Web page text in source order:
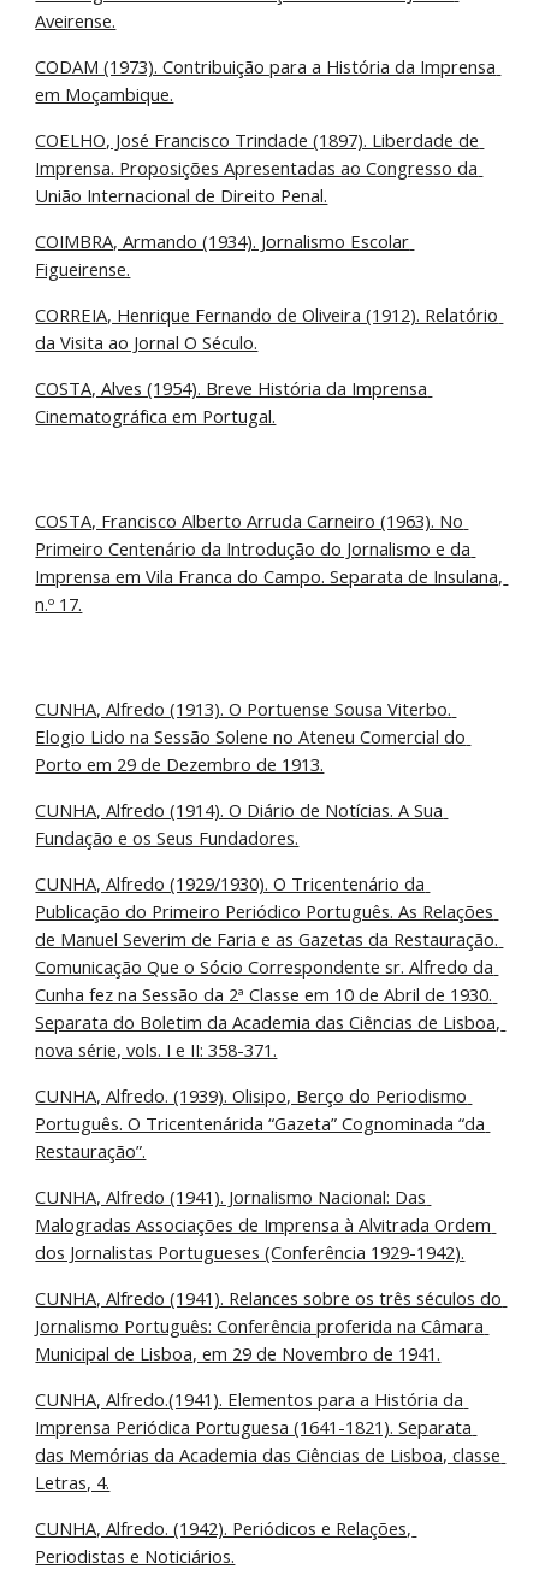
Aveirense.
CODAM (1973). Contribuição para a História da Imprensa
em Moçambique.
COELHO, José Francisco Trindade (1897). Liberdade de
Imprensa. Proposições Apresentadas ao Congresso da
União Internacional de Direito Penal.
COIMBRA, Armando (1934). Jornalismo Escolar
Figueirense.
CORREIA, Henrique Fernando de Oliveira (1912). Relatório
da Visita ao Jornal O Século.
COSTA, Alves (1954). Breve História da Imprensa
Cinematográfica em Portugal.
COSTA, Francisco Alberto Arruda Carneiro (1963). No
Primeiro Centenário da Introdução do Jornalismo e da
Imprensa em Vila Franca do Campo. Separata de Insulana,
n.º 17.
CUNHA, Alfredo (1913). O Portuense Sousa Viterbo.
Elogio Lido na Sessão Solene no Ateneu Comercial do
Porto em 29 de Dezembro de 1913.
CUNHA, Alfredo (1914). O Diário de Notícias. A Sua
Fundação e os Seus Fundadores.
CUNHA, Alfredo (1929/1930). O Tricentenário da
Publicação do Primeiro Periódico Português. As Relações
de Manuel Severim de Faria e as Gazetas da Restauração.
Comunicação Que o Sócio Correspondente sr. Alfredo da
Cunha fez na Sessão da 2ª Classe em 10 de Abril de 1930.
Separata do Boletim da Academia das Ciências de Lisboa,
nova série, vols. I e II: 358-371.
CUNHA, Alfredo. (1939). Olisipo, Berço do Periodismo
Português. O Tricentenárida “Gazeta” Cognominada “da
Restauração”.
CUNHA, Alfredo (1941). Jornalismo Nacional: Das
Malogradas Associações de Imprensa à Alvitrada Ordem
dos Jornalistas Portugueses (Conferência 1929-1942).
CUNHA, Alfredo (1941). Relances sobre os três séculos do
Jornalismo Português: Conferência proferida na Câmara
Municipal de Lisboa, em 29 de Novembro de 1941.
CUNHA, Alfredo.(1941). Elementos para a História da
Imprensa Periódica Portuguesa (1641-1821). Separata
das Memórias da Academia das Ciências de Lisboa, classe
Letras, 4.
CUNHA, Alfredo. (1942). Periódicos e Relações,
Periodistas e Noticiários.